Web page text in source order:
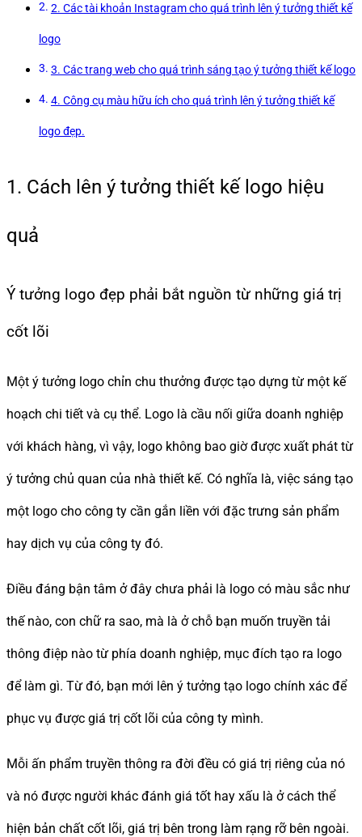
2. Các tài khoản Instagram cho quá trình lên ý tưởng thiết kế
logo
3. Các trang web cho quá trình sáng tạo ý tưởng thiết kế logo
4. Công cụ màu hữu ích cho quá trình lên ý tưởng thiết kế
logo đẹp.
1. Cách lên ý tưởng thiết kế logo hiệu
quả
Ý tưởng logo đẹp phải bắt nguồn từ những giá trị
cốt lõi
Một ý tưởng logo chỉn chu thưởng được tạo dựng từ một kế
hoạch chi tiết và cụ thể. Logo là cầu nối giữa doanh nghiệp
với khách hàng, vì vậy, logo không bao giờ được xuất phát từ
ý tưởng chủ quan của nhà thiết kế. Có nghĩa là, việc sáng tạo
một logo cho công ty cần gắn liền với đặc trưng sản phẩm
hay dịch vụ của công ty đó.
Điều đáng bận tâm ở đây chưa phải là logo có màu sắc như
thế nào, con chữ ra sao, mà là ở chỗ bạn muốn truyền tải
thông điệp nào từ phía doanh nghiệp, mục đích tạo ra logo
để làm gì. Từ đó, bạn mới lên ý tưởng tạo logo chính xác để
phục vụ được giá trị cốt lõi của công ty mình.
Mỗi ấn phẩm truyền thông ra đời đều có giá trị riêng của nó
và nó được người khác đánh giá tốt hay xấu là ở cách thể
hiện bản chất cốt lõi, giá trị bên trong làm rạng rỡ bên ngoài.